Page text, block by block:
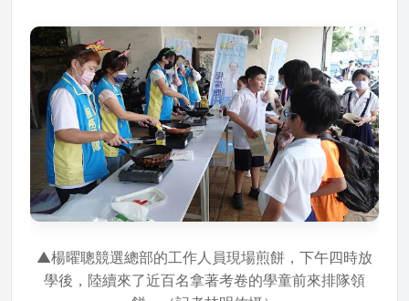
▲楊曜聰競選總部的工作人員現場煎餅，下午四時放
學後，陸續來了近百名拿著考卷的學童前來排隊領